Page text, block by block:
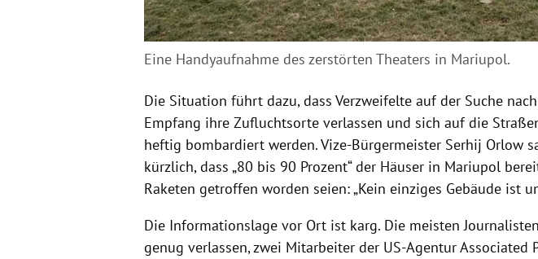
Eine Handyaufnahme des zerstörten Theaters in Mariupol.
Die Situation führt dazu, dass Verzweifelte auf der Suche
Empfang ihre Zufluchtsorte verlassen und sich auf die
heftig bombardiert werden. Vize-Bürgermeister Serhij Orlow
kürzlich, dass „80 bis 90 Prozent“ der Häuser in Mariupol
Raketen getroffen worden seien: „Kein einziges Gebäude ist
Die Informationslage vor Ort ist karg. Die meisten
genug verlassen, zwei Mitarbeiter der US-Agentur Associated